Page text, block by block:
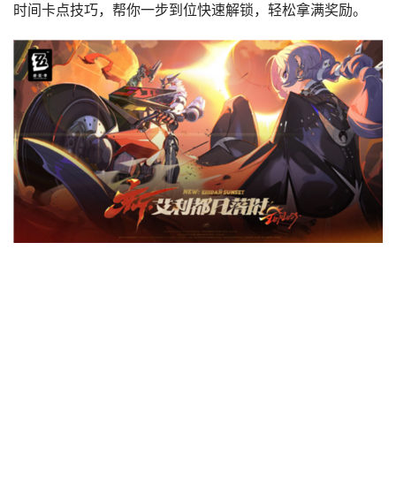
时间卡点技巧，帮你一步到位快速解锁，轻松拿满奖励。